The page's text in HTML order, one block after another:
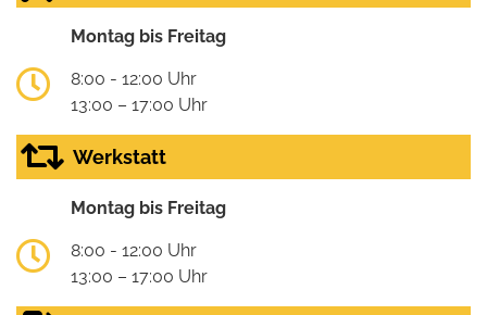
Montag bis Freitag
8:00 - 12:00 Uhr
13:00 – 17:00 Uhr
Werkstatt
Montag bis Freitag
8:00 - 12:00 Uhr
13:00 – 17:00 Uhr